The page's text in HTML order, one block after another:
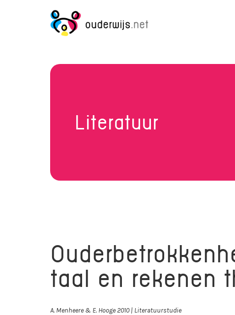
Literatuur
taal en rekenen
A. Menheere & E. Hooge 2010 | Literatuurstudie